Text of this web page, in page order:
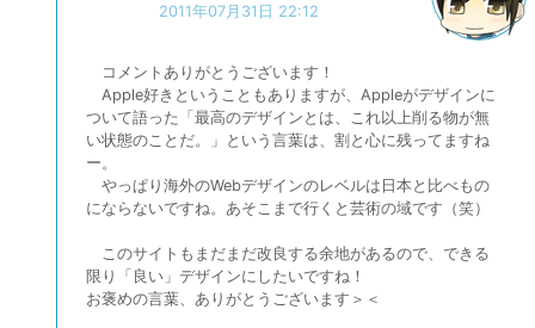
2011年07月31日 22:12
コメントありがとうございます！
Apple好きということもありますが、Appleがデザインに
ついて語った「最高のデザインとは、これ以上削る物が無
い状態のことだ。」という言葉は、割と心に残ってますね
ー。
やっぱり海外のWebデザインのレベルは日本と比べもの
にならないですね。あそこまで行くと芸術の域です（笑）
このサイトもまだまだ改良する余地があるので、できる
限り「良い」デザインにしたいですね！
お褒めの言葉、ありがとうございます＞＜